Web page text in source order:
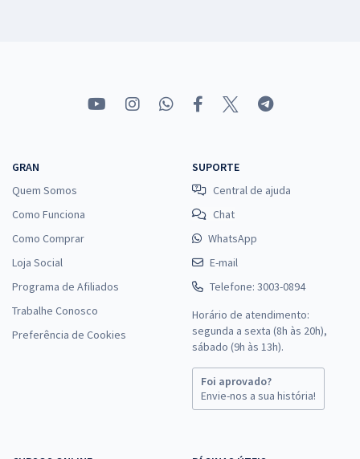
GRAN
Quem Somos
Como Funciona
Como Comprar
Loja Social
Programa de Afiliados
Trabalhe Conosco
Preferência de Cookies
SUPORTE
Central de ajuda
Chat
WhatsApp
E-mail
Telefone: 3003-0894
Horário de atendimento:
segunda a sexta (8h às 20h),
sábado (9h às 13h).
Foi aprovado?
Envie-nos a sua história!